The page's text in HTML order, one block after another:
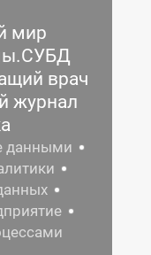
мир
врач
журнал
данными